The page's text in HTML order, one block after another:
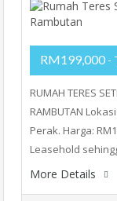
RM199,000 -
RUMAH TERES
RAMBUTAN
Perak. Harga:
Leasehold
More Details